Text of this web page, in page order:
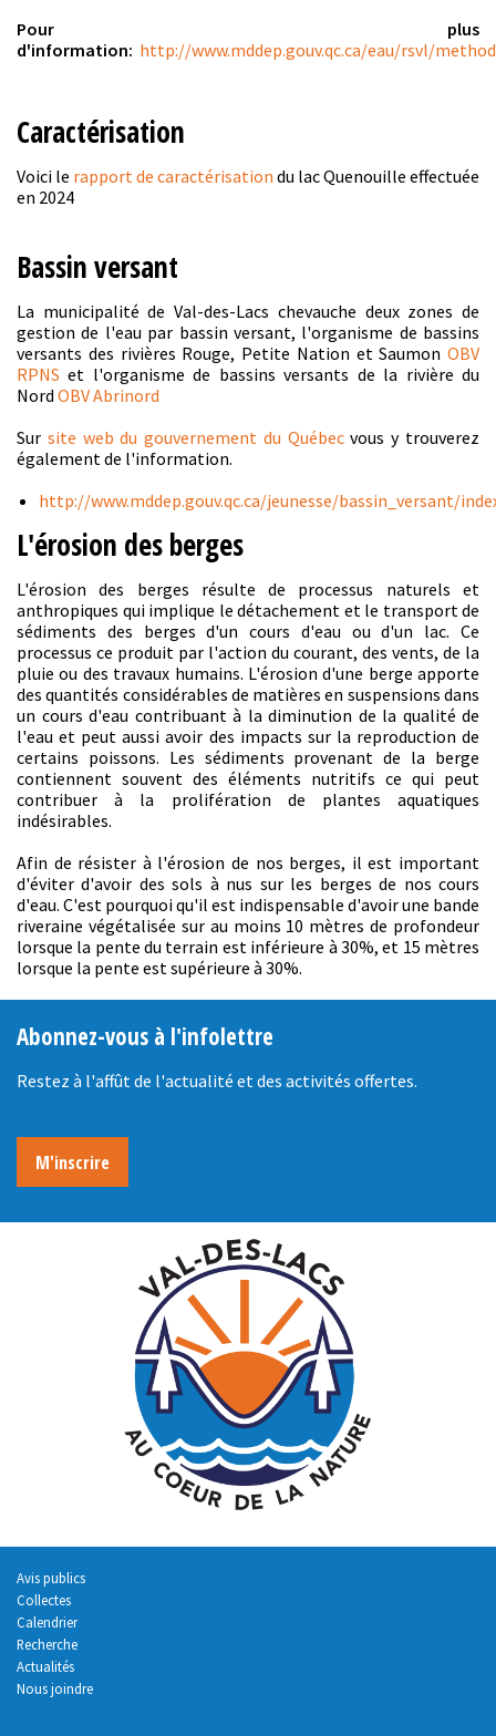
Pour plus
d'information: http://www.mddep.gouv.qc.ca/eau/rsvl/
Caractérisation
Voici le rapport de caractérisation du lac Quenouille effectuée
en 2024
Bassin versant
La municipalité de Val-des-Lacs chevauche deux zones de
gestion de l'eau par bassin versant, l'organisme de bassins
versants des rivières Rouge, Petite Nation et Saumon OBV
RPNS et l'organisme de bassins versants de la rivière du
Nord OBV Abrinord
Sur site web du gouvernement du Québecvous y trouverez
également de l'information.
http://www.mddep.gouv.qc.ca/jeunesse/bassin_versant/
L'érosion des berges
L'érosion des berges résulte de processus naturels et
anthropiques qui implique le détachement et le transport de
sédiments des berges d'un cours d'eau ou d'un lac. Ce
processus ce produit par l'action du courant, des vents, de la
pluie ou des travaux humains. L'érosion d'une berge apporte
des quantités considérables de matières en suspensions dans
un cours d'eau contribuant à la diminution de la qualité de
l'eau et peut aussi avoir des impacts sur la reproduction de
certains poissons. Les sédiments provenant de la berge
contiennent souvent des éléments nutritifs ce qui peut
contribuer à la prolifération de plantes aquatiques
indésirables.
Afin de résister à l'érosion de nos berges, il est important
d'éviter d'avoir des sols à nus sur les berges de nos cours
d'eau. C'est pourquoi qu'il est indispensable d'avoir une bande
riveraine végétalisée sur au moins 10 mètres de profondeur
lorsque la pente du terrain est inférieure à 30%, et 15 mètres
lorsque la pente est supérieure à 30%.
Abonnez-vous à l'infolettre
Restez à l'affût de l'actualité et des activités offertes.
M'inscrire
Avis publics
Collectes
Calendrier
Recherche
Actualités
Nous joindre